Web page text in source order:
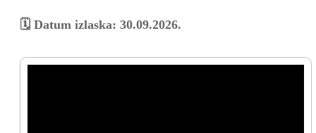
🗓️ Datum izlaska: 30.09.2026.